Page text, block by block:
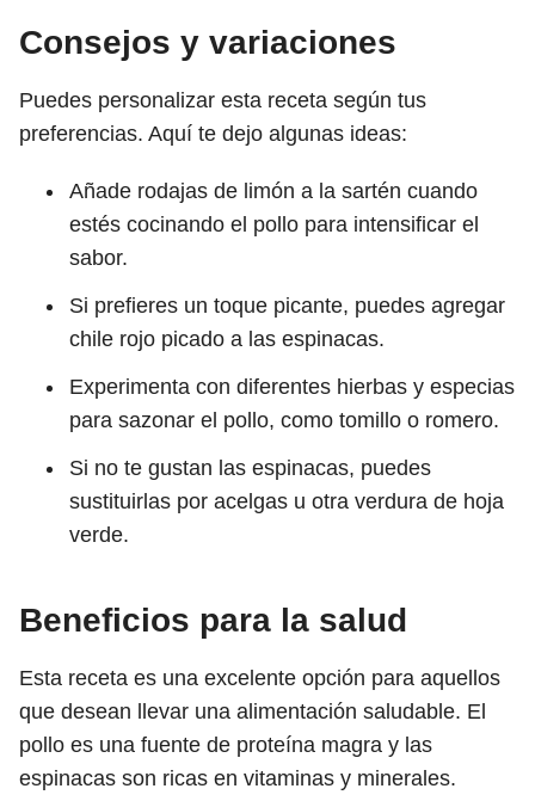
Consejos y variaciones
Puedes personalizar esta receta según tus
preferencias. Aquí te dejo algunas ideas:
Añade rodajas de limón a la sartén cuando
estés cocinando el pollo para intensificar el
sabor.
Si prefieres un toque picante, puedes agregar
chile rojo picado a las espinacas.
Experimenta con diferentes hierbas y especias
para sazonar el pollo, como tomillo o romero.
Si no te gustan las espinacas, puedes
sustituirlas por acelgas u otra verdura de hoja
verde.
Beneficios para la salud
Esta receta es una excelente opción para aquellos
que desean llevar una alimentación saludable. El
pollo es una fuente de proteína magra y las
espinacas son ricas en vitaminas y minerales.